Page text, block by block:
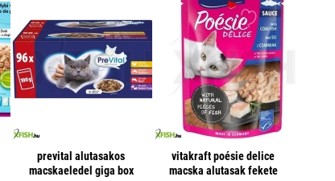
prevital alutasakos
macskaeledel giga box
vitakraft poésie delice
macska alutasak fekete